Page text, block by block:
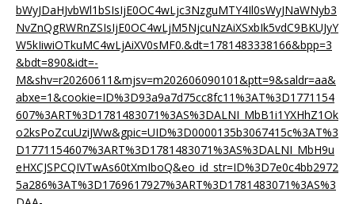
bWyJDaHJvbWl1bSIsIjE0OC4wLjc3NzguMTY4Il0sWyJNaWNyb3
NvZnQgRWRnZSIsIjE0OC4wLjM5NjcuNzAiXSxbIk5vdC9BKUJyY
W5kIiwiOTkuMC4wLjAiXV0sMF0.&dt=1781483338166&bpp=3
&bdt=890&idt=-
M&shv=r20260611&mjsv=m202606090101&ptt=9&saldr=aa&
abxe=1&cookie=ID%3D93a9a7d75cc8fc11%3AT%3D1771154
607%3ART%3D1781483071%3AS%3DALNI_MbB1i1YXHhZ1Ok
o2ksPoZcuUziJWw&gpic=UID%3D0000135b3067415c%3AT%3
D1771154607%3ART%3D1781483071%3AS%3DALNI_MbH9u
eHXCJSPCQIVTwAs60tXmIboQ&eo_id_str=ID%3D7e0c4bb2972
5a286%3AT%3D1769617927%3ART%3D1781483071%3AS%3